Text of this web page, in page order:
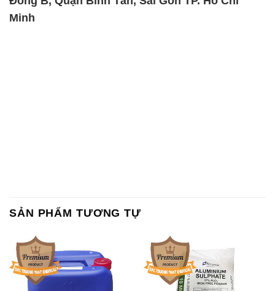
Minh
SẢN PHẨM TƯƠNG TỰ